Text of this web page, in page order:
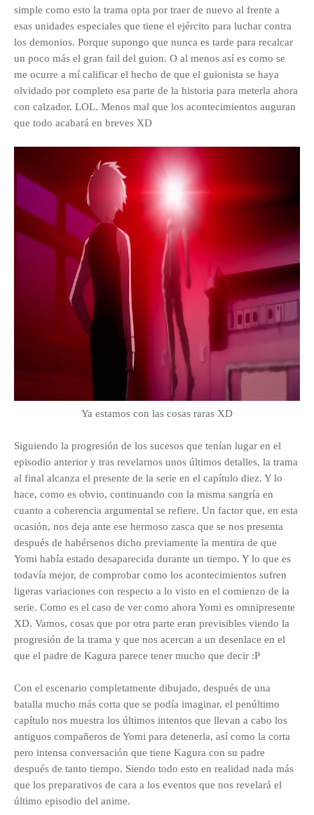
simple como esto la trama opta por traer de nuevo al frente a
esas unidades especiales que tiene el ejército para luchar contra
los demonios. Porque supongo que nunca es tarde para recalcar
un poco más el gran fail del guion. O al menos así es como se
me ocurre a mí calificar el hecho de que el guionista se haya
olvidado por completo esa parte de la historia para meterla ahora
con calzador. LOL. Menos mal que los acontecimientos auguran
que todo acabará en breves XD
Ya estamos con las cosas raras XD
Siguiendo la progresión de los sucesos que tenían lugar en el
episodio anterior y tras revelarnos unos últimos detalles, la trama
al final alcanza el presente de la serie en el capítulo diez. Y lo
hace, como es obvio, continuando con la misma sangría en
cuanto a coherencia argumental se refiere. Un factor que, en esta
ocasión, nos deja ante ese hermoso zasca que se nos presenta
después de habérsenos dicho previamente la mentira de que
Yomi había estado desaparecida durante un tiempo. Y lo que es
todavía mejor, de comprobar como los acontecimientos sufren
ligeras variaciones con respecto a lo visto en el comienzo de la
serie. Como es el caso de ver como ahora Yomi es omnipresente
XD. Vamos, cosas que por otra parte eran previsibles viendo la
progresión de la trama y que nos acercan a un desenlace en el
que el padre de Kagura parece tener mucho que decir :P
Con el escenario completamente dibujado, después de una
batalla mucho más corta que se podía imaginar, el penúltimo
capítulo nos muestra los últimos intentos que llevan a cabo los
antiguos compañeros de Yomi para detenerla, así como la corta
pero intensa conversación que tiene Kagura con su padre
después de tanto tiempo. Siendo todo esto en realidad nada más
que los preparativos de cara a los eventos que nos revelará el
último episodio del anime.